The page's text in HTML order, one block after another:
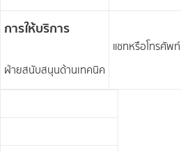
การให้บริการ
ฝ่ายสนับสนุนด้านเทคนิค
แชทหรือโทรศัพท์